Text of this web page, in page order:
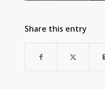
Share this entry